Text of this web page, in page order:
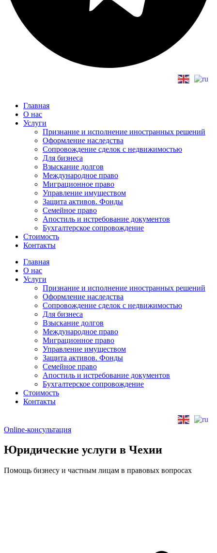
Главная
О нас
Услуги
Признание и исполнение иностранных решений
Оформление наследства
Сопровождение сделок с недвижимостью
Для бизнеса
Взыскание долгов
Международное право
Миграционное право
Управление имуществом
Защита активов. Фонды
Семейное право
Апостиль и истребование документов
Бухгалтерское сопровождение
Стоимость
Контакты
Главная
О нас
Услуги
Признание и исполнение иностранных решений
Оформление наследства
Сопровождение сделок с недвижимостью
Для бизнеса
Взыскание долгов
Международное право
Миграционное право
Управление имуществом
Защита активов. Фонды
Семейное право
Апостиль и истребование документов
Бухгалтерское сопровождение
Стоимость
Контакты
Online-консультация
Юридические услуги в Чехии
Помощь бизнесу и частным лицам в правовых вопросах